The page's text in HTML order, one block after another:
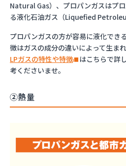
Natural Gas）、プロパンガスはプ
る液化石油ガス（Liquefied
プロパンガスの方が容易に液化でき
徴はガスの成分の違いによって生まれ
LPガスの特性や特徴
はこちらで詳
考くださいませ。
②熱量